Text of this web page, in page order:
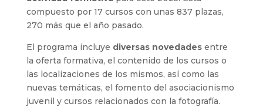
compuesto por 17 cursos con unas 837 plazas,
270 más que el año pasado.
El programa incluye diversas novedadesentre
la oferta formativa, el contenido de los cursos o
las localizaciones de los mismos, así como las
nuevas temáticas, el fomento del asociacionismo
juvenil y cursos relacionados con la fotografía.